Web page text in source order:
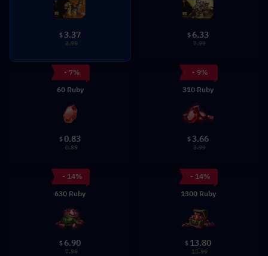
$3.37
3.99
$ 6.33
7.99
- 7%
60 Ruby
$0.83
0.89
- 9%
310 Ruby
$3.66
3.99
- 14%
630 Ruby
$ 6.90
7.99
- 14%
1300 Ruby
$ 13.80
15.99